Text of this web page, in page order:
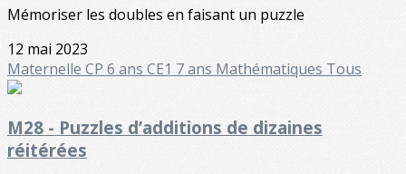
Mémoriser les doubles en faisant un puzzle
12 mai 2023
Maternelle CP 6 ans CE1 7 ans Mathématiques Tous
M28 - Puzzles d’additions de dizaines
réitérées